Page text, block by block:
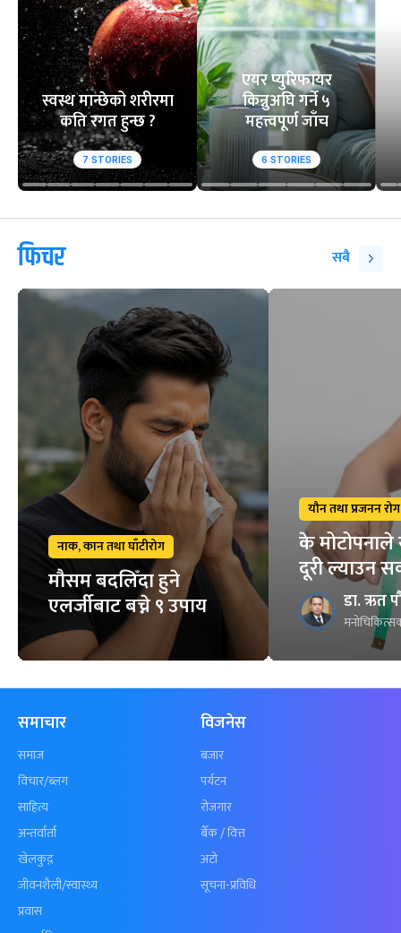
स्वस्थ मान्छेको शरीरमा
कति रगत हुन्छ ?
7 STORIES
एयर प्युरिफायर
किन्नुअघि गर्ने ५
महत्त्वपूर्ण जाँच
6 STORIES
फिचर सबै
नाक, कान तथा घाँटीरोग
मौसम बदलिँदा हुने
एलर्जीबाट बच्ने ९ उपाय
यौन तथा प्रजनन रोग
के मोटोपनाले
दूरी ल्याउन
डा. ऋत
समाचार
समाज
विचार/ब्लग
साहित्य
अन्तर्वार्ता
खेलकुद़़
जीवनशैली/स्वास्थ्य
प्रवास
विजनेस
बजार
पर्यटन
रोजगार
बैँक / वित्त
अटो
सूचना-प्रविधि